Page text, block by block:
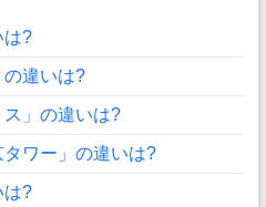
は?
の違いは?
ス」の違いは?
タワー」の違いは?
は?